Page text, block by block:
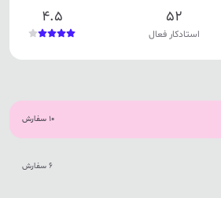
52
استادکار فعال
4.5
10 سفارش
6 سفارش